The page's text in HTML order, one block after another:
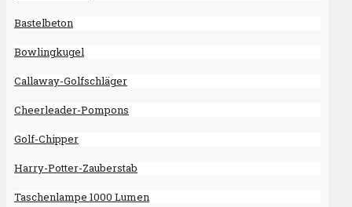
Bastelbeton
Bowlingkugel
Callaway-Golfschläger
Cheerleader-Pompons
Golf-Chipper
Harry-Potter-Zauberstab
Taschenlampe 1000 Lumen